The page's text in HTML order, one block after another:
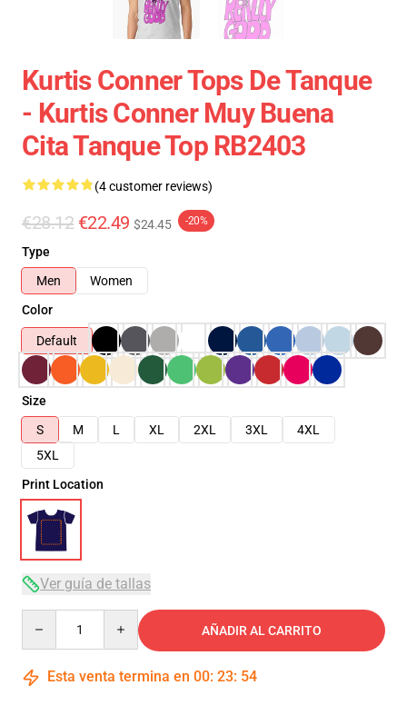
Kurtis Conner Tops De Tanque
- Kurtis Conner Muy Buena
Cita Tanque Top RB2403
(4 customer reviews)
€28.12 €22.49 $24.45 -20%
Type
Men
Women
Color
Default
Size
S
M L XL 2XL 3XL
4XL
5XL
Print Location
Ver guía de tallas
AÑADIR AL CARRITO
Esta venta termina en 00: 23: 54